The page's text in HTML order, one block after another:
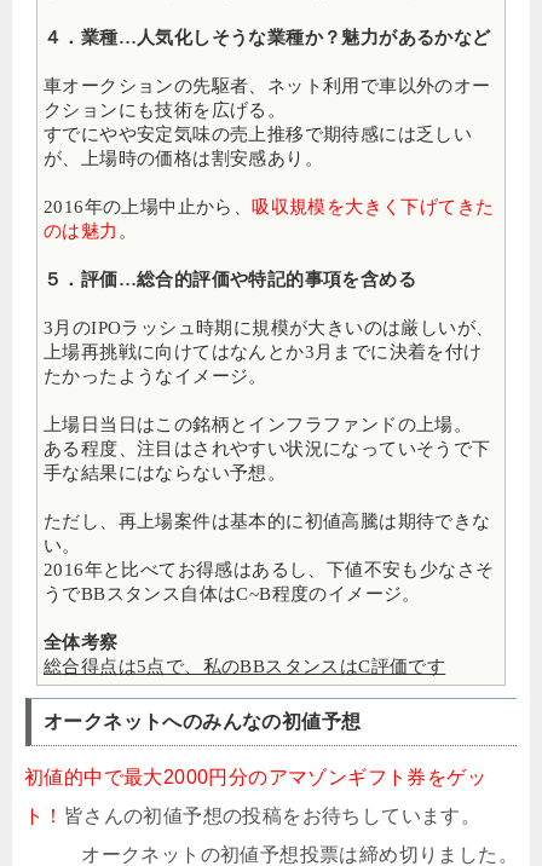
４．業種…人気化しそうな業種か？魅力があるかなど
車オークションの先駆者、ネット利用で車以外のオー
クションにも技術を広げる。
すでにやや安定気味の売上推移で期待感には乏しい
が、上場時の価格は割安感あり。
2016年の上場中止から、吸収規模を大きく下げてきた
のは魅力 。
５．評価…総合的評価や特記的事項を含める
3月のIPOラッシュ時期に規模が大きいのは厳しいが、
上場再挑戦に向けてはなんとか3月までに決着を付け
たかったようなイメージ。
上場日当日はこの銘柄とインフラファンドの上場。
ある程度、注目はされやすい状況になっていそうで下
手な結果にはならない予想。
ただし、再上場案件は基本的に初値高騰は期待できな
い。
2016年と比べてお得感はあるし、下値不安も少なさそ
うでBBスタンス自体はC~B程度のイメージ。
全体考察
総合得点は5点で、私のBBスタンスはC評価です
オークネットへのみんなの初値予想
初値的中で最大2000円分のアマゾンギフト券をゲッ
ト！ 皆さんの初値予想の投稿をお待ちしています。
オークネットの初値予想投票は締め切りました。